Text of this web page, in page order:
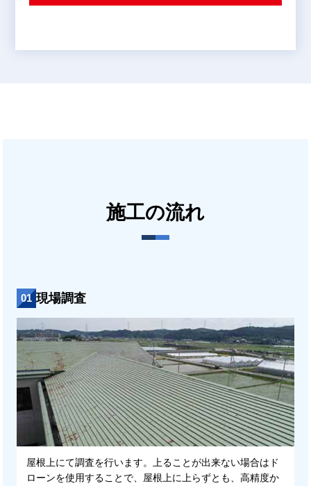
施工の流れ
01 現場調査
屋根上にて調査を行います。上ることが出来ない場合はド
ローンを使用することで、屋根上に上らずとも、高精度か